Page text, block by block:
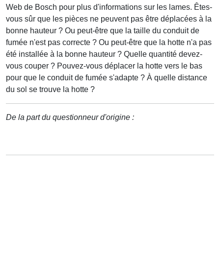
Web de Bosch pour plus d'informations sur les lames. Êtes-
vous sûr que les pièces ne peuvent pas être déplacées à la
bonne hauteur ? Ou peut-être que la taille du conduit de
fumée n'est pas correcte ? Ou peut-être que la hotte n'a pas
été installée à la bonne hauteur ? Quelle quantité devez-
vous couper ? Pouvez-vous déplacer la hotte vers le bas
pour que le conduit de fumée s'adapte ? À quelle distance
du sol se trouve la hotte ?
De la part du questionneur d'origine :